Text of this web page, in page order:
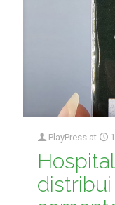
PlayPress at